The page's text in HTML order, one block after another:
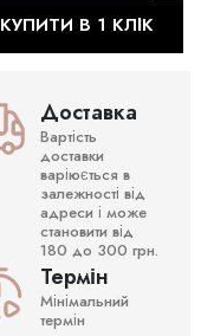
КУПИТИ В 1 КЛІК
Доставка
Вартість
доставки
варіюється в
залежності від
адреси і може
становити від
180 до 300 грн.
Термін
Мінімальний
термін